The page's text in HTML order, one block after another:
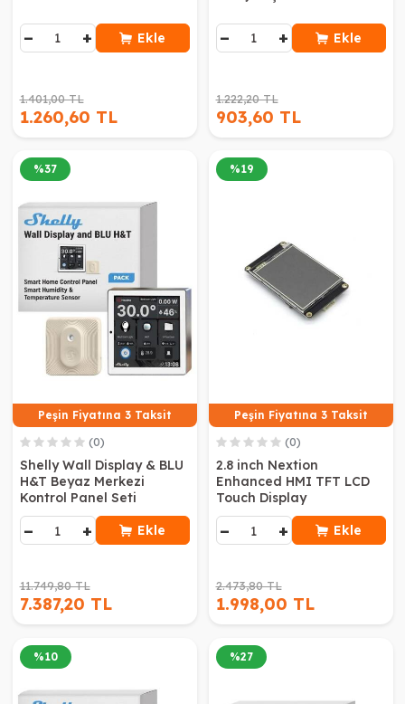
− + Ekle
1.401,00 TL
1.260,60 TL
− + Ekle
1.222,20 TL
903,60 TL
Peşin Fiyatına 3 Taksit
%37
(0)
Shelly Wall Display & BLU
H&T Beyaz Merkezi
Kontrol Panel Seti
− + Ekle
11.749,80 TL
7.387,20 TL
Peşin Fiyatına 3 Taksit
%19
(0)
2.8 inch Nextion
Enhanced HMI TFT LCD
Touch Display
− + Ekle
2.473,80 TL
1.998,00 TL
%10 %27